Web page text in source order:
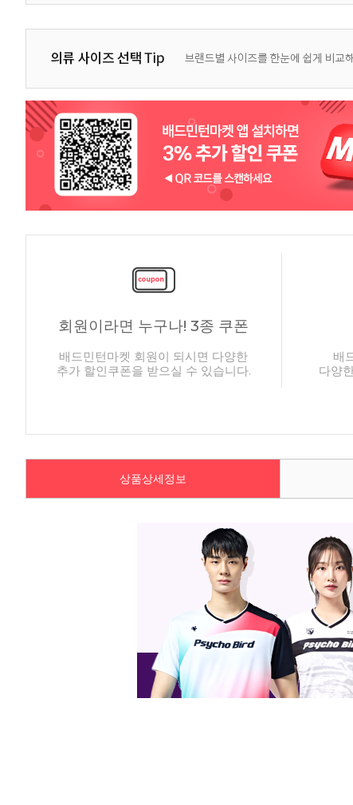
회원이라면 누구나! 3종 쿠폰
배드민턴마켓 회원이 되시면 다양한
추가 할인쿠폰을 받으실 수 있습니다.
배
다양
상품상세정보